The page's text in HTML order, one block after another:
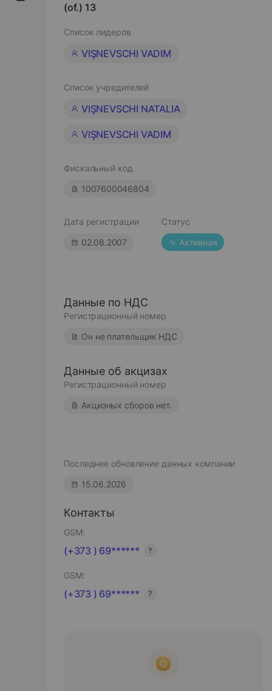
(of.) 13
Список лидеров
VIŞNEVSCHI VADIM
Список учредителей
VIŞNEVSCHI NATALIA
VIŞNEVSCHI VADIM
Фискальный код
1007600046804
Дата регистрации
02.08.2007
Статус
Активная
Данные по НДС
Регистрационный номер
Он не плательщик НДС
Данные об акцизах
Регистрационный номер
Акцизных сборов нет.
Последнее обновление данных компании
15.06.2026
Контакты
GSM:
(+373 ) 69****** ?
GSM:
(+373 ) 69****** ?